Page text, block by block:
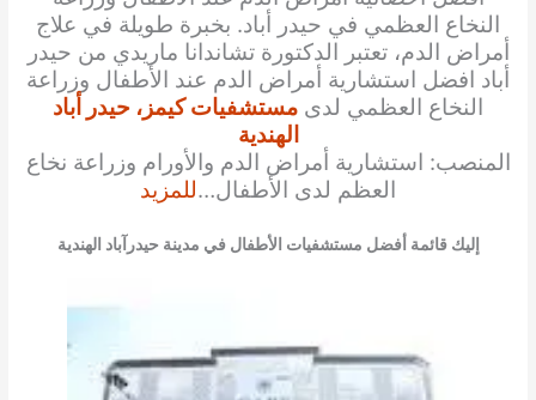
النخاع العظمي في حيدر أباد. بخبرة طويلة في علاج
أمراض الدم، تعتبر الدكتورة تشاندانا ماريدي من حيدر
أباد افضل استشارية أمراض الدم عند الأطفال وزراعة
النخاع العظمي لدى مستشفيات كيمز، حيدر أباد
الهندية
المنصب: استشارية أمراض الدم والأورام وزراعة نخاع
العظم لدى الأطفال…للمزيد
إليك قائمة أفضل مستشفيات الأطفال في مدينة حيدرآباد الهندية